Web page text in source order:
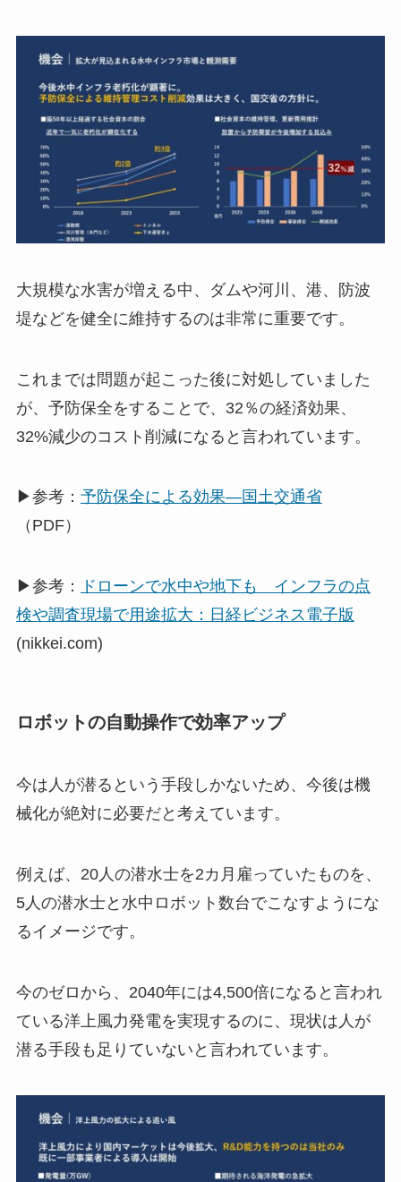
大規模な水害が増える中、ダムや河川、港、防波
堤などを健全に維持するのは非常に重要です。
これまでは問題が起こった後に対処していました
が、予防保全をすることで、32％の経済効果、
32%減少のコスト削減になると言われています。
▶参考： 予防保全による効果―国土交通省
（PDF）
▶参考：
ドローンで水中や地下も インフラの点
検や調査現場で用途拡大：日経ビジネス電子版
(nikkei.com)
ロボットの自動操作で効率アップ
今は人が潜るという手段しかないため、今後は機
械化が絶対に必要だと考えています。
例えば、20人の潜水士を2カ月雇っていたものを、
5人の潜水士と水中ロボット数台でこなすようにな
るイメージです。
今のゼロから、2040年には4,500倍になると言われ
ている洋上風力発電を実現するのに、現状は人が
潜る手段も足りていないと言われています。